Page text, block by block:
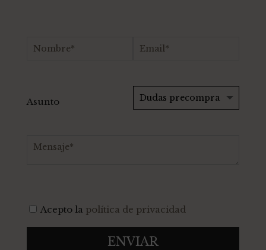
Asunto
Acepto la política de privacidad
ENVIAR